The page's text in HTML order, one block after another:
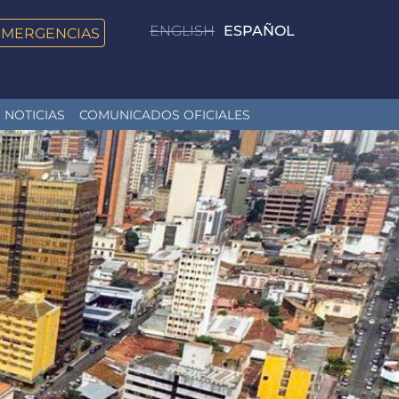
ENGLISH ESPAÑOL
NOTICIAS COMUNICADOS OFICIALES